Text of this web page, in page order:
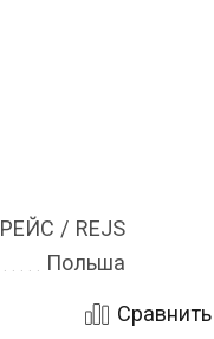
РЕЙС / REJS
Польша
Сравнить